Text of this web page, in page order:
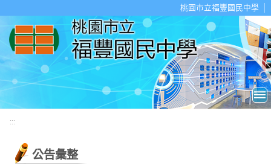
桃園市立福豐國民中學
:::
公告彙整